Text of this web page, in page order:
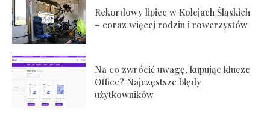
Rekordowy lipiec w Kolejach Śląskich
– coraz więcej rodzin i rowerzystów
Na co zwrócić uwagę, kupując klucze
Office? Najczęstsze błędy
użytkowników